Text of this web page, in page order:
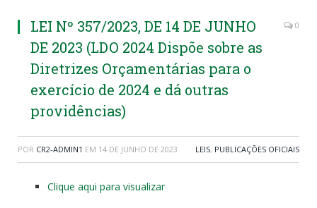
LEI Nº 357/2023, DE 14 DE JUNHO
DE 2023 (LDO 2024 Dispõe sobre as
Diretrizes Orçamentárias para o
exercício de 2024 e dá outras
providências)
0
POR CR2-ADMIN1 EM 14 DE JUNHO DE 2023 LEIS, PUBLICAÇÕES OFICIAIS
Clique aqui para visualizar